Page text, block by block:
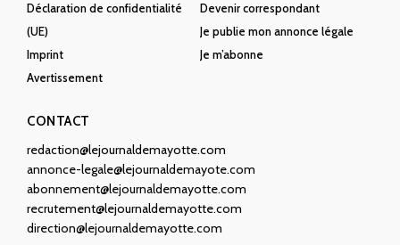
Déclaration de confidentialité
(UE)
Imprint
Avertissement
Devenir correspondant
Je publie mon annonce légale
Je m’abonne
CONTACT
redaction@lejournaldemayotte.com
annonce-legale@lejournaldemayote.com
abonnement@lejournaldemayotte.com
recrutement@lejournaldemayotte.com
direction@lejournaldemayotte.com